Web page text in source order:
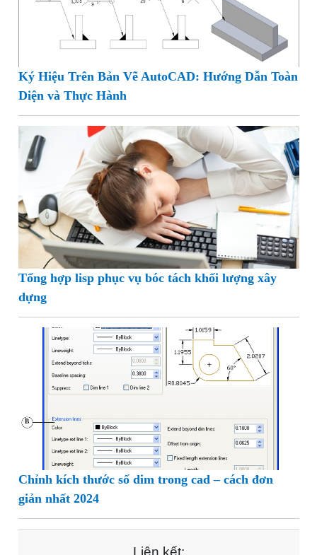
Ký Hiệu Trên Bản Vẽ AutoCAD: Hướng Dẫn Toàn
Diện và Thực Hành
Tổng hợp lisp phục vụ bóc tách khối lượng xây
dựng
Chỉnh kích thước số dim trong cad – cách đơn
giản nhất 2024
Liên kết: